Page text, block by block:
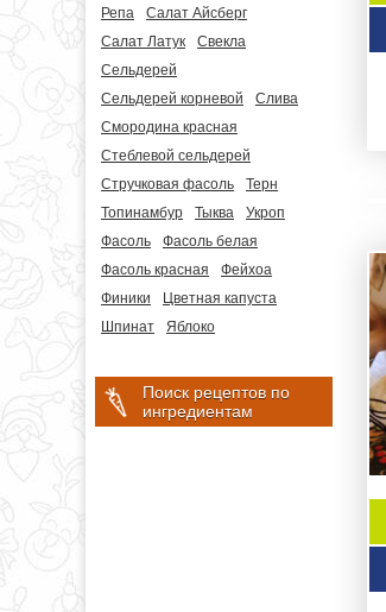
Репа
Салат Айсберг
Салат Латук
Свекла
Сельдерей
Сельдерей корневой
Слива
Смородина красная
Стеблевой сельдерей
Стручковая фасоль
Терн
Топинамбур
Тыква
Укроп
Фасоль
Фасоль белая
Фасоль красная
Фейхоа
Финики
Цветная капуста
Шпинат
Яблоко
Поиск рецептов по
ингредиентам